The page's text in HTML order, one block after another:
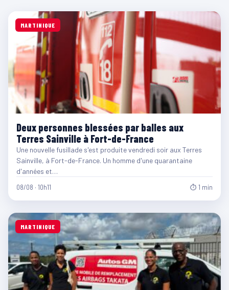
MARTINIQUE
Deux personnes blessées par balles aux
Terres Sainville à Fort-de-France
Une nouvelle fusillade s'est produite vendredi soir aux Terres
Sainville, à Fort-de-France. Un homme d'une quarantaine
d'années et…
08/08 · 10h11 ⏱ 1 min
MARTINIQUE